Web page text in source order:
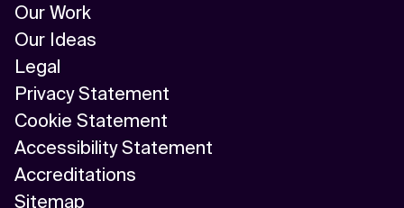
Our Work
Our Ideas
Legal
Privacy Statement
Cookie Statement
Accessibility Statement
Accreditations
Sitemap